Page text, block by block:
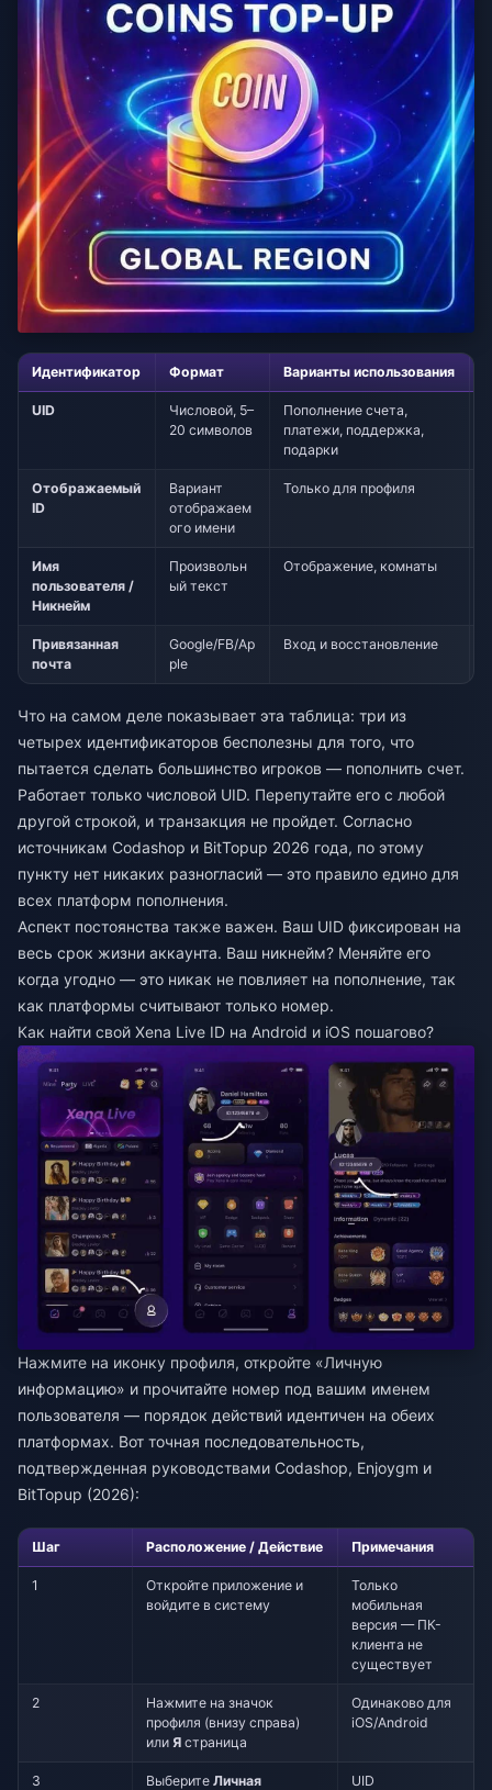
Идентификатор Формат Варианты использования
UID
Числовой, 5–
20 символов
Пополнение счета,
платежи, поддержка,
подарки
Отображаемый
ID
Вариант
отображаем
ого имени
Только для профиля
Имя
пользователя /
Никнейм
Произвольн
ый текст
Отображение, комнаты
Привязанная
почта
Google/FB/Ap
ple
Вход и восстановление
Что на самом деле показывает эта таблица: три из
четырех идентификаторов бесполезны для того, что
пытается сделать большинство игроков — пополнить счет.
Работает только числовой UID. Перепутайте его с любой
другой строкой, и транзакция не пройдет. Согласно
источникам Codashop и BitTopup 2026 года, по этому
пункту нет никаких разногласий — это правило едино для
всех платформ пополнения.
Аспект постоянства также важен. Ваш UID фиксирован на
весь срок жизни аккаунта. Ваш никнейм? Меняйте его
когда угодно — это никак не повлияет на пополнение, так
как платформы считывают только номер.
Как найти свой Xena Live ID на Android и iOS пошагово?
Нажмите на иконку профиля, откройте «Личную
информацию» и прочитайте номер под вашим именем
пользователя — порядок действий идентичен на обеих
платформах. Вот точная последовательность,
подтвержденная руководствами Codashop, Enjoygm и
BitTopup (2026):
Шаг Расположение / Действие Примечания
1
Откройте приложение и
войдите в систему
Только
мобильная
версия — ПК-
клиента не
существует
2
Нажмите на значок
профиля (внизу справа)
или Я страница
Одинаково для
iOS/Android
3 ВыберитеЛичная
UID